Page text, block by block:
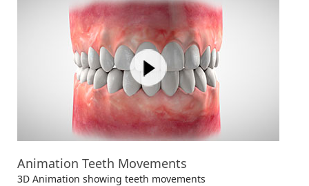
Animation Teeth Movements
3D Animation showing teeth movements